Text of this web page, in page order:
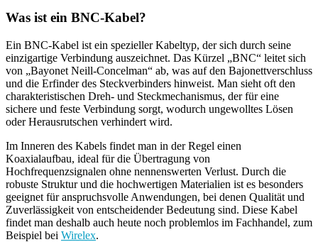
Was ist ein BNC-Kabel?
Ein BNC-Kabel ist ein spezieller Kabeltyp, der sich durch seine
einzigartige Verbindung auszeichnet. Das Kürzel „BNC“ leitet sich
von „Bayonet Neill-Concelman“ ab, was auf den Bajonettverschluss
und die Erfinder des Steckverbinders hinweist. Man sieht oft den
charakteristischen Dreh- und Steckmechanismus, der für eine
sichere und feste Verbindung sorgt, wodurch ungewolltes Lösen
oder Herausrutschen verhindert wird.
Im Inneren des Kabels findet man in der Regel einen
Koaxialaufbau, ideal für die Übertragung von
Hochfrequenzsignalen ohne nennenswerten Verlust. Durch die
robuste Struktur und die hochwertigen Materialien ist es besonders
geeignet für anspruchsvolle Anwendungen, bei denen Qualität und
Zuverlässigkeit von entscheidender Bedeutung sind. Diese Kabel
findet man deshalb auch heute noch problemlos im Fachhandel, zum
Beispiel bei Wirelex.